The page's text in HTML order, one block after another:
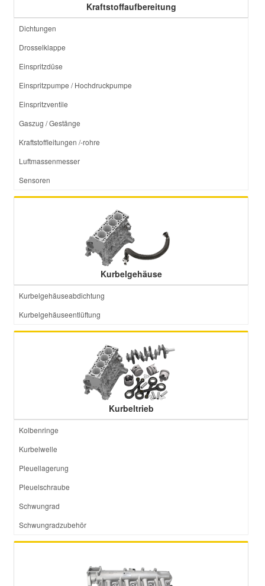
Kraftstoffaufbereitung
Dichtungen
Drosselklappe
Einspritzdüse
Einspritzpumpe / Hochdruckpumpe
Einspritzventile
Gaszug / Gestänge
Kraftstoffleitungen /-rohre
Luftmassenmesser
Sensoren
Kurbelgehäuse
Kurbelgehäuseabdichtung
Kurbelgehäuseentlüftung
Kurbeltrieb
Kolbenringe
Kurbelwelle
Pleuellagerung
Pleuelschraube
Schwungrad
Schwungradzubehör